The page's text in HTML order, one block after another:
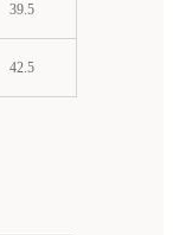
39.5
42.5